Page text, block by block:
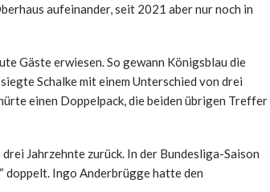
aufeinander, seit 2021 aber nur noch in
Gäste erwiesen. So gewann Königsblau die
Schalke mit einem Unterschied von drei
einen Doppelpack, die beiden übrigen Treffer
Jahrzehnte zurück. In der Bundesliga-Saison
Ingo Anderbrügge hatte den